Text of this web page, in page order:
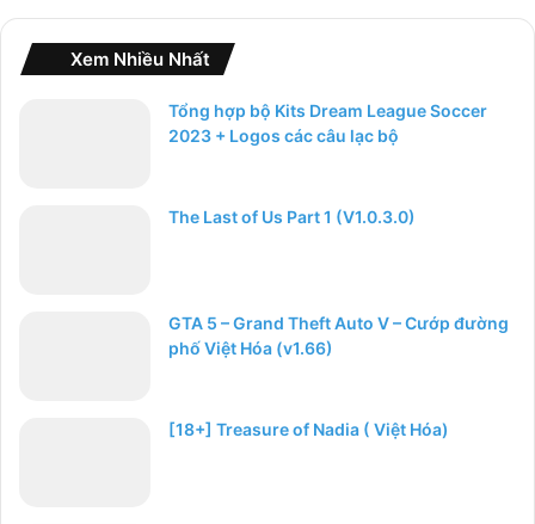
Xem Nhiều Nhất
Tổng hợp bộ Kits Dream League Soccer
2023 + Logos các câu lạc bộ
The Last of Us Part 1 (V1.0.3.0)
GTA 5 – Grand Theft Auto V – Cướp đường
phố Việt Hóa (v1.66)
[18+] Treasure of Nadia ( Việt Hóa)